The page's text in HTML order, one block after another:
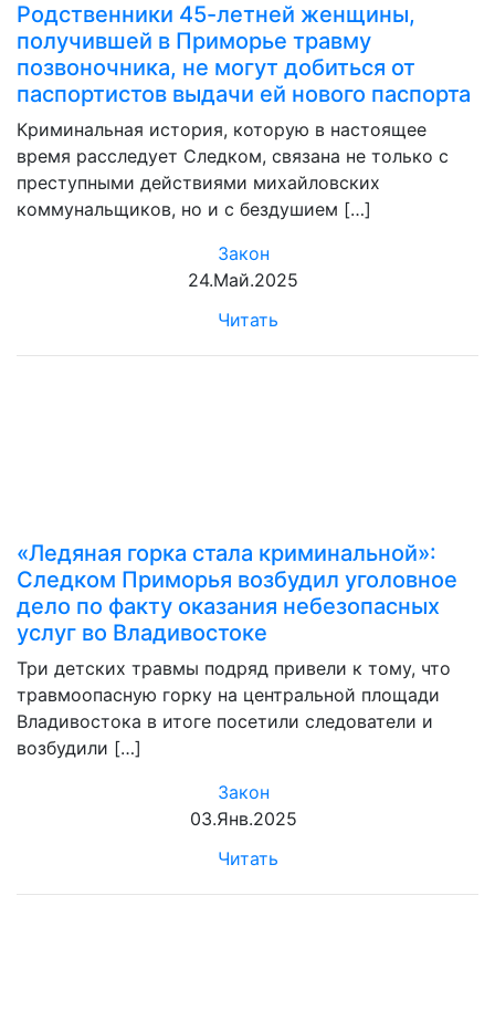
Родственники 45-летней женщины,
получившей в Приморье травму
позвоночника, не могут добиться от
паспортистов выдачи ей нового паспорта
Криминальная история, которую в настоящее
время расследует Следком, связана не только с
преступными действиями михайловских
коммунальщиков, но и с бездушием […]
Закон
24.Май.2025
Читать
«Ледяная горка стала криминальной»:
Следком Приморья возбудил уголовное
дело по факту оказания небезопасных
услуг во Владивостоке
Три детских травмы подряд привели к тому, что
травмоопасную горку на центральной площади
Владивостока в итоге посетили следователи и
возбудили […]
Закон
03.Янв.2025
Читать